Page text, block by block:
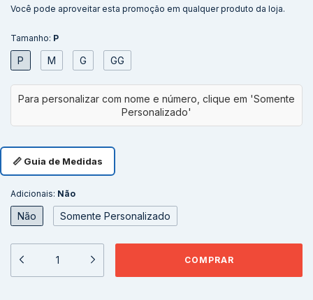
Você pode aproveitar esta promoção em qualquer produto da loja.
Tamanho: P
P M G GG
📏 Guia de Medidas
Adicionais: Não
Não Somente Personalizado